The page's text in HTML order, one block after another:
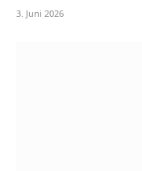
3. Juni 2026